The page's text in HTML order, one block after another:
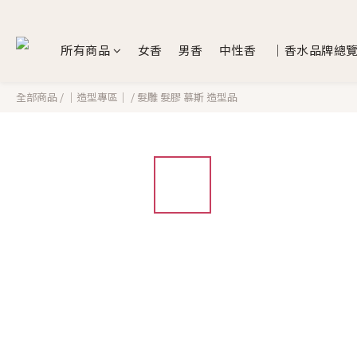
所有商品 女香 男香 中性香 ｜香水品牌總
全部商品 / ｜造型專區｜ / 髮雕 髮膠 慕斯 造型品